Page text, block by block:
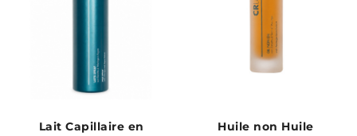
Lait Capillaire en
Huile non Huile